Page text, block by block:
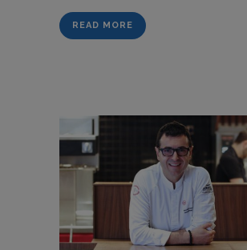
READ MORE